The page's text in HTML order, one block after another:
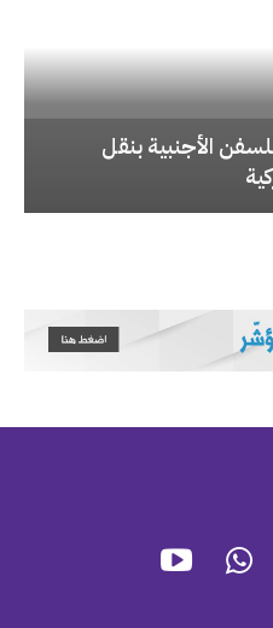
الأجنبية بنقل